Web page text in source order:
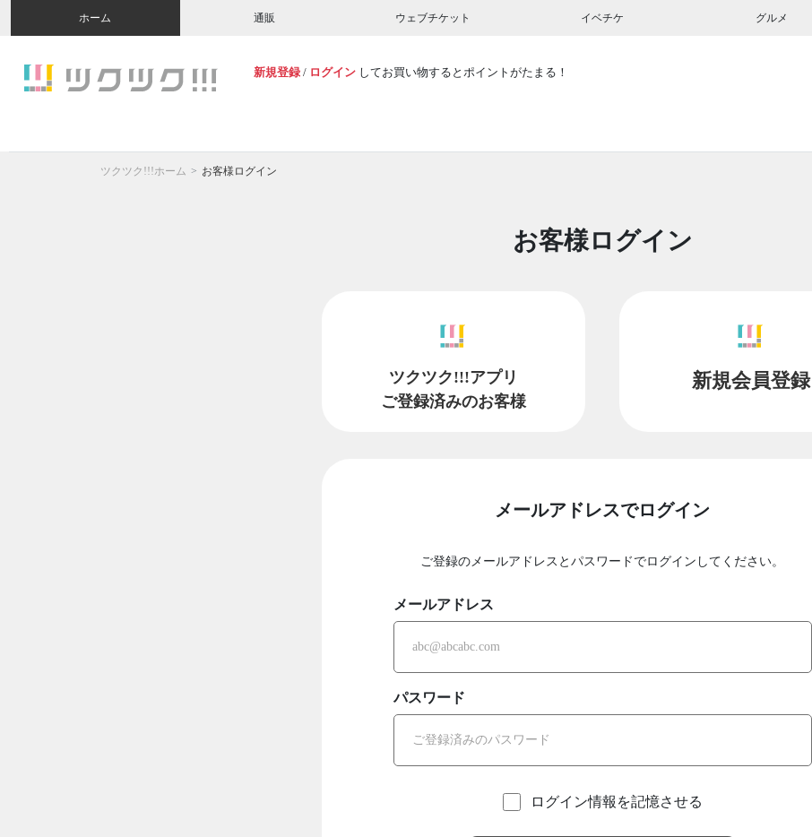
ホーム 通販 ウェブチケット イベチケ グルメ
新規登録 / ログイン してお買い物するとポイントがたまる！
ツクツク!!!ホーム お客様ログイン
お客様ログイン
ツクツク!!!アプリ
ご登録済みのお客様
新規会員登録
メールアドレスでログイン
ご登録のメールアドレスとパスワードでログインしてください。
メールアドレス
パスワード
ログイン情報を記憶させる